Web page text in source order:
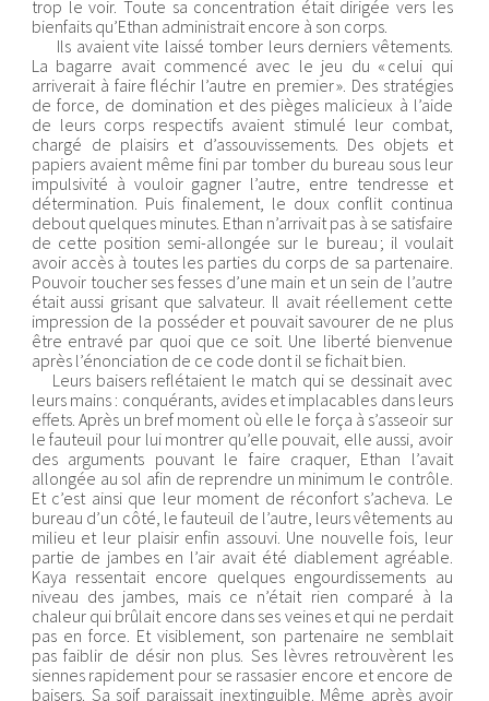
trop le voir. Toute sa concentration était dirigée vers les
bienfaits qu’Ethan administrait encore à son corps.
Ils avaient vite laissé tomber leurs derniers vêtements.
La bagarre avait commencé avec le jeu du « celui qui
arriverait à faire fléchir l’autre en premier ». Des stratégies
de force, de domination et des pièges malicieux à l’aide
de leurs corps respectifs avaient stimulé leur combat,
chargé de plaisirs et d’assouvissements. Des objets et
papiers avaient même fini par tomber du bureau sous leur
impulsivité à vouloir gagner l’autre, entre tendresse et
détermination. Puis finalement, le doux conflit continua
debout quelques minutes. Ethan n’arrivait pas à se satisfaire
de cette position semi-allongée sur le bureau ; il voulait
avoir accès à toutes les parties du corps de sa partenaire.
Pouvoir toucher ses fesses d’une main et un sein de l’autre
était aussi grisant que salvateur. Il avait réellement cette
impression de la posséder et pouvait savourer de ne plus
être entravé par quoi que ce soit. Une liberté bienvenue
après l’énonciation de ce code dont il se fichait bien.
Leurs baisers reflétaient le match qui se dessinait avec
leurs mains : conquérants, avides et implacables dans leurs
effets. Après un bref moment où elle le força à s’asseoir sur
le fauteuil pour lui montrer qu’elle pouvait, elle aussi, avoir
des arguments pouvant le faire craquer, Ethan l’avait
allongée au sol afin de reprendre un minimum le contrôle.
Et c’est ainsi que leur moment de réconfort s’acheva. Le
bureau d’un côté, le fauteuil de l’autre, leurs vêtements au
milieu et leur plaisir enfin assouvi. Une nouvelle fois, leur
partie de jambes en l’air avait été diablement agréable.
Kaya ressentait encore quelques engourdissements au
niveau des jambes, mais ce n’était rien comparé à la
chaleur qui brûlait encore dans ses veines et qui ne perdait
pas en force. Et visiblement, son partenaire ne semblait
pas faiblir de désir non plus. Ses lèvres retrouvèrent les
siennes rapidement pour se rassasier encore et encore de
baisers. Sa soif paraissait inextinguible. Même après avoir